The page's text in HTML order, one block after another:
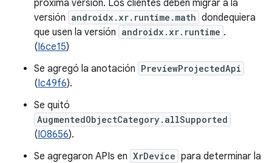
próxima versión. Los clientes deben migrar a la
versión androidx.xr.runtime.math dondequiera
que usen la versión androidx.xr.runtime .
(I6ce15)
Se agregó la anotación PreviewProjectedApi
(Ic49f6).
Se quitó
AugmentedObjectCategory.allSupported
(I08656).
Se agregaron APIs en XrDevice para determinar la